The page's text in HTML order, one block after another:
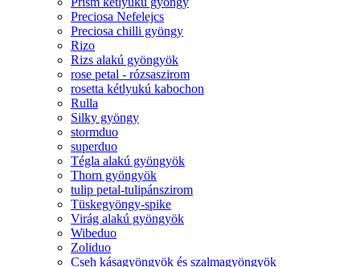
Preciosa Nefelejcs
Preciosa chilli gyöngy
Rizo
Rizs alakú gyöngyök
rose petal - rózsaszirom
rosetta kétlyukú kabochon
Rulla
Silky gyöngy
stormduo
superduo
Tégla alakú gyöngyök
Thorn gyöngyök
tulip petal-tulipánszirom
Tüskegyöngy-spike
Virág alakú gyöngyök
Wibeduo
Zoliduo
Cseh kásagyöngyök és szalmagyöngyök